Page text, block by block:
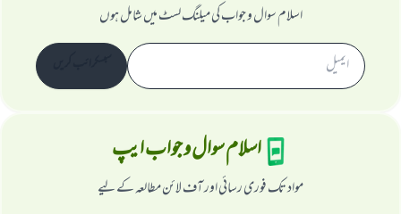
اسلام سوال و جواب کی میلنگ لسٹ میں شامل ہوں
اسلام سوال و جواب ایپ
مواد تک فوری رسائی اور آف لائن مطالعہ کے لیے